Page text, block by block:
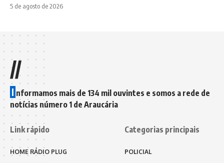
5 de agosto de 2026
//
I nformamos mais de 134 mil ouvintes e somos a rede de
notícias número 1 de Araucária
Link rápido
HOME RÁDIO PLUG
Categorias principais
POLICIAL